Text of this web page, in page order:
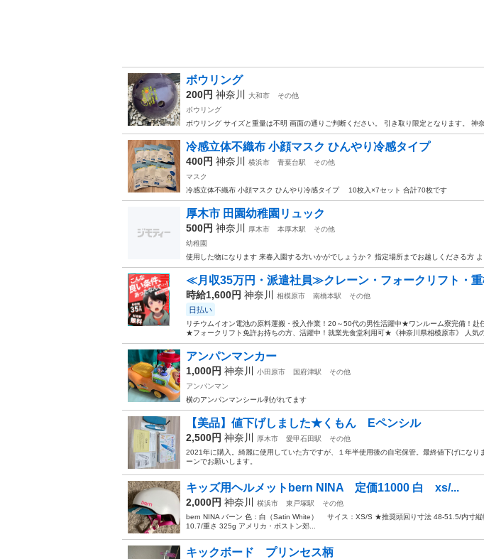
ボウリング
200円 神奈川 大和市
その他
ボウリング
ボウリング サイズと重量は不明 画面の通りご判断ください。 引き取り限定となります。 神
冷感立体不織布 小顔マスク ひんやり冷感タイプ
400円 神奈川 横浜市 青葉台駅
その他
マスク
冷感立体不織布 小顔マスク ひんやり冷感タイプ 10枚入×7セット 合計70枚です
厚木市 田園幼稚園リュック
500円 神奈川 厚木市 本厚木駅
その他
幼稚園
使用した物になります 来春入園する方いかがでしょうか？ 指定場所までお越しくださる方
≪月収35万円・派遣社員≫クレーン・フォークリフト・
時給1,600円 神奈川 相模原市 南橋本駅 その他
日払い
リチウムイオン電池の原料運搬・投入作業！20～50代の男性活躍中★ワンルーム寮完備！赴
★フォークリフト免許お持ちの方、活躍中！就業先食堂利用可★《神奈川県相模原市》 人気
アンパンマンカー
1,000円 神奈川 小田原市 国府津駅
その他
アンパンマン
横のアンパンマンシール剥がれてます
【美品】値下げしました★くもん Eペンシル
2,500円 神奈川 厚木市 愛甲石田駅
その他
2021年に購入。綺麗に使用していた方ですが、１年半使用後の自宅保管。最終値下げになり
ーンでお願いします。
キッズ用ヘルメットbern NINA 定価11000 白 xs/...
2,000円 神奈川 横浜市 東戸塚駅
その他
bern NINA バーン 色：白（Satin White） サイス：XS/S ★推奨頭回り寸法 48-51.5/内寸縦
10.7/重さ 325g アメリカ・ボストン郊...
キックボード プリンセス柄